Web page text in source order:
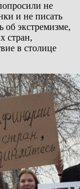
не
и не писать
об экстремизме,
стран,
в столице